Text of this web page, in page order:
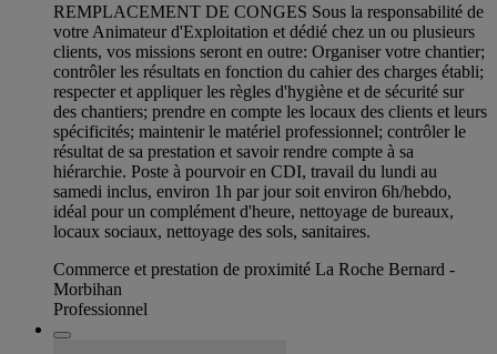
REMPLACEMENT DE CONGES Sous la responsabilité de
votre Animateur d'Exploitation et dédié chez un ou plusieurs
clients, vos missions seront en outre: Organiser votre chantier;
contrôler les résultats en fonction du cahier des charges établi;
respecter et appliquer les règles d'hygiène et de sécurité sur
des chantiers; prendre en compte les locaux des clients et leurs
spécificités; maintenir le matériel professionnel; contrôler le
résultat de sa prestation et savoir rendre compte à sa
hiérarchie. Poste à pourvoir en CDI, travail du lundi au
samedi inclus, environ 1h par jour soit environ 6h/hebdo,
idéal pour un complément d'heure, nettoyage de bureaux,
locaux sociaux, nettoyage des sols, sanitaires.
Commerce et prestation de proximité La Roche Bernard -
Morbihan
Professionnel